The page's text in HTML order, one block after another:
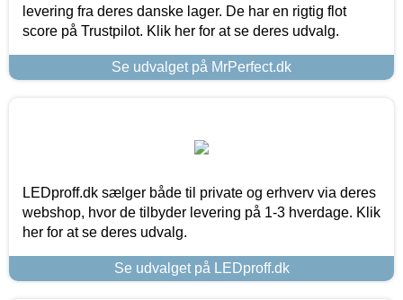
levering fra deres danske lager. De har en rigtig flot
score på Trustpilot. Klik her for at se deres udvalg.
Se udvalget på MrPerfect.dk
LEDproff.dk sælger både til private og erhverv via deres
webshop, hvor de tilbyder levering på 1-3 hverdage. Klik
her for at se deres udvalg.
Se udvalget på LEDproff.dk